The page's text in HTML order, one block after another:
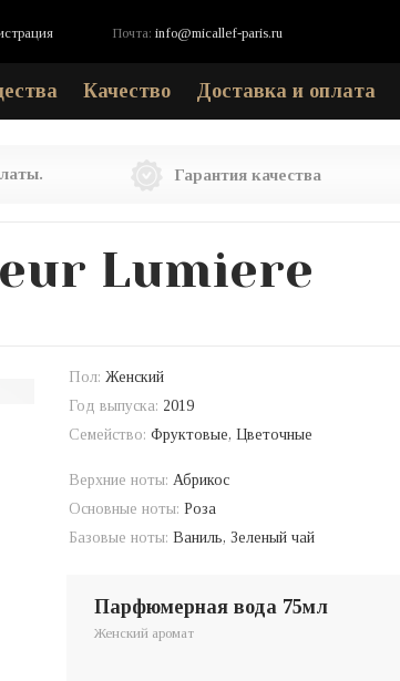
Почта: info@micallef-paris.ru
Качество Доставка и оплата
Гарантия качества
Lumiere
Пол: Женский
Год выпуска: 2019
Семейство: Фруктовые, Цветочные
Верхние ноты: Абрикос
Основные ноты: Роза
Базовые ноты: Ваниль, Зеленый чай
парфюмерная вода 75мл
Женский аромат